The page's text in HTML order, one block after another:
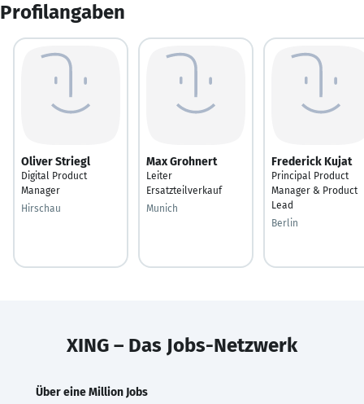
Profilangaben
Oliver Striegl
Digital Product
Manager
Hirschau
Max Grohnert
Leiter
Ersatzteilverkauf
Munich
Frederick Kujat
Principal Product
Manager & Product
Lead
Berlin
XING – Das Jobs-Netzwerk
Über eine Million Jobs